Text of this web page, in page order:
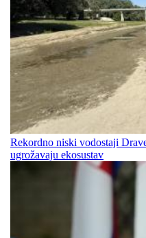
Rekordno niski vodostaji
ugrožavaju ekosustav